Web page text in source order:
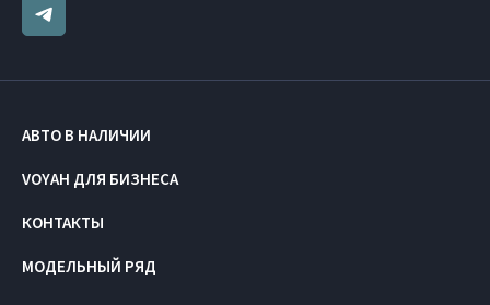
АВТО В НАЛИЧИИ
VOYAH ДЛЯ БИЗНЕСА
КОНТАКТЫ
МОДЕЛЬНЫЙ РЯД